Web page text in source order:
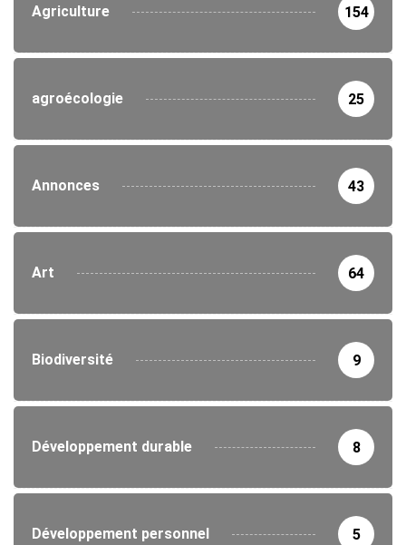
Agriculture 154
agroécologie 25
Annonces 43
Art 64
Biodiversité 9
Développement durable 8
Développement personnel 5